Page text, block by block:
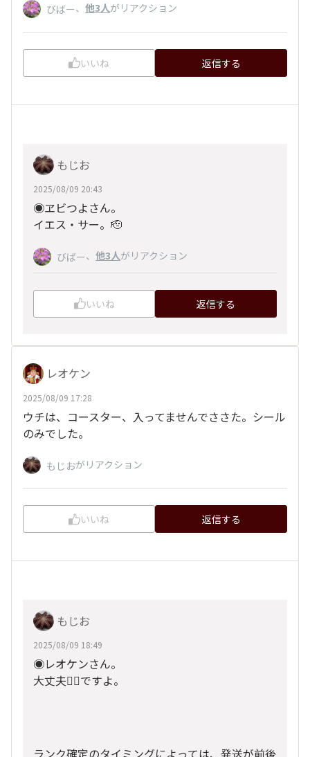
びばー、 他3人がリアクション
いいね 返信する
もじお
2025/08/09 20:43
◉ヱビつよさん。
イエス・サー。🫡
びばー、 他3人がリアクション
いいね 返信する
レオケン
2025/08/09 17:28
ウチは、コースター、入ってませんでささた。シール
のみでした。
もじおがリアクション
いいね 返信する
もじお
2025/08/09 18:49
◉レオケンさん。
大丈夫🙆‍♀️ですよ。